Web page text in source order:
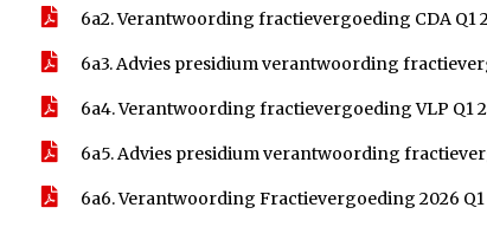
6a2. Verantwoording fractievergoeding CDA Q1
6a3. Advies presidium verantwoording
6a4. Verantwoording fractievergoeding VLP Q1
6a5. Advies presidium verantwoording
6a6. Verantwoording Fractievergoeding 2026